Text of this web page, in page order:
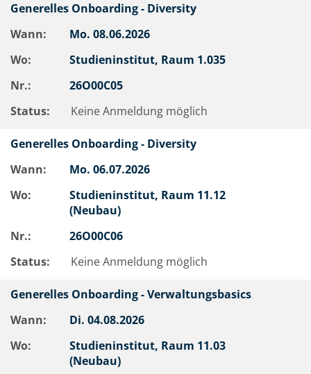
Generelles Onboarding - Diversity
Wann:
Mo. 08.06.2026
Wo:
Studieninstitut, Raum 1.035
Nr.:
26O00C05
Status:
Keine Anmeldung möglich
Generelles Onboarding - Diversity
Wann:
Mo. 06.07.2026
Wo:
Studieninstitut, Raum 11.12
(Neubau)
Nr.:
26O00C06
Status:
Keine Anmeldung möglich
Generelles Onboarding - Verwaltungsbasics
Wann:
Di. 04.08.2026
Wo:
Studieninstitut, Raum 11.03
(Neubau)